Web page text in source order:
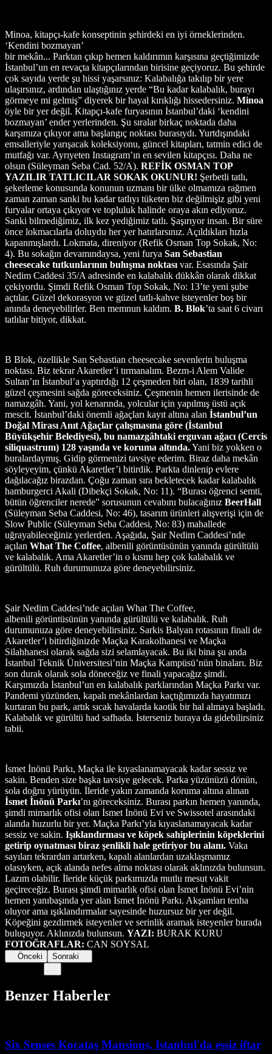
Minoa, kitapçı-kafe konseptinin şehirdeki en iyi örneklerinden.
‘Kendini bozmayan’
bir mekân... Parktan çıkıp hemen kaldırımın karşısına geçtiğimizde
İstanbul’un en revaçta kitapçılarından birisine geçiyoruz. Bu şehirde
çok sayıda yerde şu hissi yaşarsınız: Kalabalığa takılıp bir yere
ulaşırsınız, ardından ulaştığınız yerde “Bu kadar kalabalık, burayı
görmeye mi gelmiş” diyerek bir hayal kırıklığı hissedersiniz. Minoa
öyle bir yer değil. Kitapçı-kafe furyasının İstanbul’daki ‘kendini
bozmayan’ ender yerlerinden. Şu sıralar birkaç noktada daha
karşımıza çıkıyor ama başlangıç noktası burasıydı. Yurtdışındaki
emsalleriyle yarışacak koleksiyonu, güncel kitapları, tatmin edici de
mutfağı var. Ayrıyeten Instagram’ın en sevilen kitapçısı. Daha ne
olsun (Süleyman Seba Cad. 52/A). REFİK OSMAN TOP
YAZILIR TATLICILAR SOKAK OKUNUR! Şerbetli tatlı,
şekerleme konusunda konunun uzmanı bir ülke olmamıza rağmen
zaman zaman sanki bu kadar tatlıyı tüketen biz değilmişiz gibi yeni
furyalar ortaya çıkıyor ve topluluk halinde oraya akın ediyoruz.
Sanki bilmediğimiz, ilk kez yediğimiz tatlı. Şaşırıyor insan. Bir süre
önce lokmacılarla doluydu her yer hatırlarsınız. Açıldıkları hızla
kapanmışlardı. Lokmata, direniyor (Refik Osman Top Sokak, No:
4). Bu sokağın devamındaysa, yeni furya San Sebastian
cheesecake tutkunlarının buluşma noktası var. Esasında Şair
Nedim Caddesi 35/A adresinde en kalabalık dükkân olarak dikkat
çekiyordu. Şimdi Refik Osman Top Sokak, No: 13’te yeni şube
açtılar. Güzel dekorasyon ve güzel tatlı-kahve isteyenler boş bir
anında deneyebilirler. Ben memnun kaldım. B. Blok’ta saat 6 civarı
tatlılar bitiyor, dikkat.
B Blok, özellikle San Sebastian cheesecake sevenlerin buluşma
noktası. Biz tekrar Akaretler’i tırmanalım. Bezm-i Alem Valide
Sultan’ın İstanbul’a yaptırdığı 12 çeşmeden biri olan, 1839 tarihli
güzel çeşmesini sağda göreceksiniz. Çeşmenin hemen ilerisinde de
namazgâh. Yani, yol kenarında, yolcular için yapılmış üstü açık
mescit. İstanbul’daki önemli ağaçları kayıt altına alan İstanbul’un
Doğal Mirası Anıt Ağaçlar çalışmasına göre (İstanbul
Büyükşehir Belediyesi), bu namazgâhtaki erguvan ağacı (Cercis
siliquastrum) 128 yaşında ve koruma altında.Yani biz yokken o
buralardaymış. Gidip görmenizi tavsiye ederim. Biraz daha mekân
söyleyeyim, çünkü Akaretler’i bitirdik. Parkta dinlenip evlere
dağılacağız birazdan. Çoğu zaman sıra bekletecek kadar kalabalık
hamburgerci Akali (Dibekçi Sokak, No: 11). “Burası öğrenci semti,
bütün öğrenciler nerede” sorusunun cevabını bulacağınız BeerHall
(Süleyman Seba Caddesi, No: 46), tasarım ürünleri alışverişi için de
Slow Public (Süleyman Seba Caddesi, No: 83) mahallede
uğrayabileceğiniz yerlerden. Aşağıda, Şair Nedim Caddesi’nde
açılan What The Coffee, albenili görüntüsünün yanında gürültülü
ve kalabalık. Ama Akaretler’in o kısmı hep çok kalabalık ve
gürültülü. Ruh durumunuza göre deneyebilirsiniz.
Şair Nedim Caddesi’nde açılan What The Coffee,
albenili görüntüsünün yanında gürültülü ve kalabalık. Ruh
durumunuza göre deneyebilirsiniz. Sarkis Balyan rotasının finali de
Akaretler’i bitirdiğinizde Maçka Karakolhanesi ve Maçka
Silahhanesi olarak sağda sizi selamlayacak. Bu iki bina şu anda
İstanbul Teknik Üniversitesi’nin Maçka Kampüsü’nün binaları. Biz
son durak olarak sola döneceğiz ve finali yapacağız şimdi.
Karşımızda İstanbul’un en kalabalık parklarından Maçka Parkı var.
Pandemi yüzünden, kapalı mekânlardan kaçtığımızda hayatımızı
kurtaran bu park, artık sıcak havalarda kaotik bir hal almaya başladı.
Kalabalık ve gürültü had safhada. İsterseniz buraya da gidebilirsiniz
tabii.
İsmet İnönü Parkı, Maçka ile kıyaslanamayacak kadar sessiz ve
sakin. Benden size başka tavsiye gelecek. Parka yüzünüzü dönün,
sola doğru yürüyün. İleride yakın zamanda koruma altına alınan
İsmet İnönü Parkı’nı göreceksiniz. Burası parkın hemen yanında,
şimdi mimarlık ofisi olan İsmet İnönü Evi ve Swissotel arasındaki
alanda huzurlu bir yer. Maçka Parkı’yla kıyaslanamayacak kadar
sessiz ve sakin. Işıklandırması ve köpek sahiplerinin köpeklerini
getirip oynatması biraz şenlikli hale getiriyor bu alanı. Vaka
sayıları tekrardan artarken, kapalı alanlardan uzaklaşmamız
olasıyken, açık alanda nefes alma noktası olarak aklınızda bulunsun.
Lazım olabilir. İleride küçük parkımızda mutlu mesut vakit
geçireceğiz. Burası şimdi mimarlık ofisi olan İsmet İnönü Evi’nin
hemen yanıbaşında yer alan İsmet İnönü Parkı. Akşamları tenha
oluyor ama ışıklandırmalar sayesinde huzursuz bir yer değil.
Köpeğini gezdirmek isteyenler ve serinlik aramak isteyenler burada
buluşuyor. Aklınızda bulunsun. YAZI: BURAK KURU
FOTOĞRAFLAR: CAN SOYSAL
Önceki Sonraki
Benzer Haberler
Six Senses Kocataş Mansions, Istanbul'da eşsiz iftar